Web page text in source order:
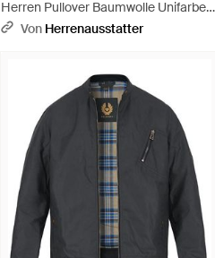
Herren Pullover Baumwolle Unifarben
- Blau
Von Herrenausstatter